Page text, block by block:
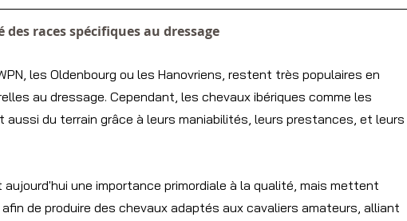
races spécifiques au dressage
les Oldenbourg ou les Hanovriens, restent très populaires en
au dressage. Cependant, les chevaux ibériques comme les
aussi du terrain grâce à leurs maniabilités, leurs prestances, et leurs
une importance primordiale à la qualité, mais mettent
de produire des chevaux adaptés aux cavaliers amateurs, alliant